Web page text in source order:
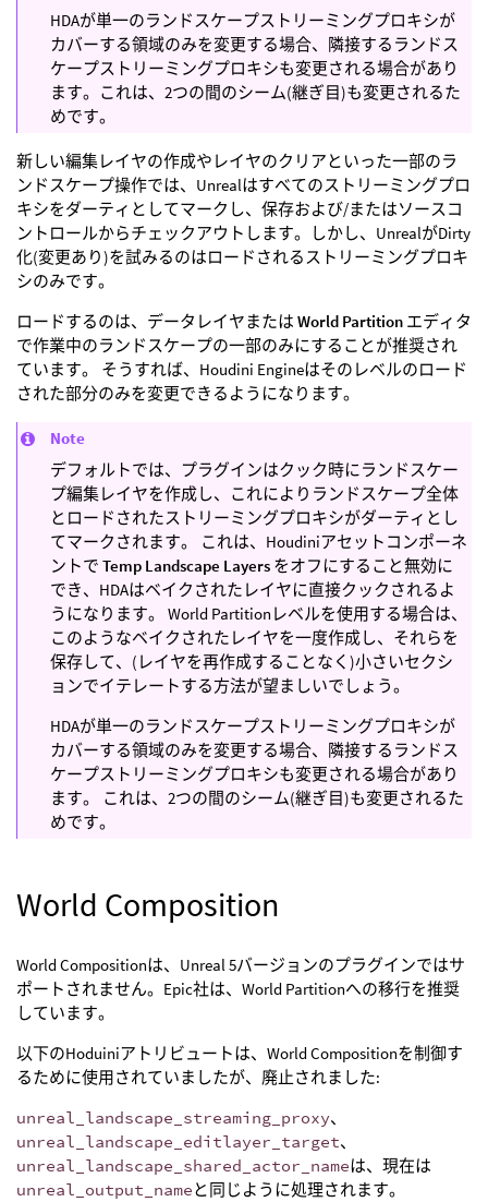
HDAが単一のランドスケープストリーミングプロキシが
カバーする領域のみを変更する場合、隣接するランドス
ケープストリーミングプロキシも変更される場合があり
ます。これは、2つの間のシーム(継ぎ目)も変更されるた
めです。
新しい編集レイヤの作成やレイヤのクリアといった一部のラ
ンドスケープ操作では、Unrealはすべてのストリーミングプロ
キシをダーティとしてマークし、保存および/またはソースコ
ントロールからチェックアウトします。しかし、UnrealがDirty
化(変更あり)を試みるのはロードされるストリーミングプロキ
シのみです。
ロードするのは、データレイヤまたは World Partition エディタ
で作業中のランドスケープの一部のみにすることが推奨され
ています。 そうすれば、Houdini Engineはそのレベルのロード
された部分のみを変更できるようになります。
Note
デフォルトでは、プラグインはクック時にランドスケー
プ編集レイヤを作成し、これによりランドスケープ全体
とロードされたストリーミングプロキシがダーティとし
てマークされます。 これは、Houdiniアセットコンポーネ
ントで Temp Landscape Layers をオフにすること無効に
でき、HDAはベイクされたレイヤに直接クックされるよ
うになります。 World Partitionレベルを使用する場合は、
このようなベイクされたレイヤを一度作成し、それらを
保存して、(レイヤを再作成することなく)小さいセクシ
ョンでイテレートする方法が望ましいでしょう。
HDAが単一のランドスケープストリーミングプロキシが
カバーする領域のみを変更する場合、隣接するランドス
ケープストリーミングプロキシも変更される場合があり
ます。 これは、2つの間のシーム(継ぎ目)も変更されるた
めです。
World Composition
World Compositionは、Unreal 5バージョンのプラグインではサ
ポートされません。Epic社は、World Partitionへの移行を推奨
しています。
以下のHoduiniアトリビュートは、World Compositionを制御す
るために使用されていましたが、廃止されました:
unreal_landscape_streaming_proxy、
unreal_landscape_editlayer_target、
unreal_landscape_shared_actor_nameは、現在は
unreal_output_nameと同じように処理されます。